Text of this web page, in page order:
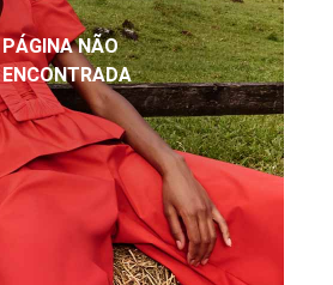
PÁGINA NÃO
ENCONTRADA